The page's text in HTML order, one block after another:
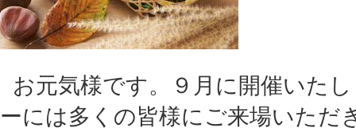
お元気様です。９月に開催いた
ーには多くの皆様にご来場いただ